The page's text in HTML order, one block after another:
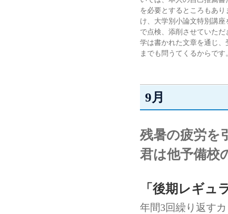
を必要とするところもあ
け、大学別小論文特別講
で点検、添削させていた
学は書かれた文章を通じ
までも問うてくるからです
9月
残暑の疲労を
君は他予備校
「後期レギュ
年間3回繰り返す